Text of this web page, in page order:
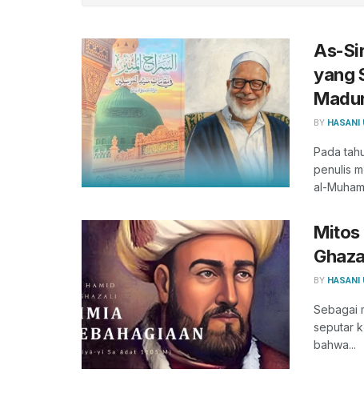
As-
yang
BY HASANI
Pada
penulis
al-
Mitos
BY HASANI
Sebagai
seputar
bahwa...